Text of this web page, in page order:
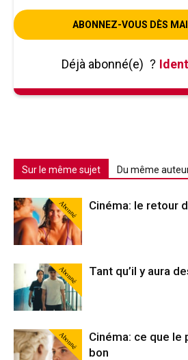
ABONNEZ-VOUS DÈS
Déjà abonné(e) ?
Sur le même sujet Du même
Abonné Cinéma: le retour
Abonné Tant qu’il y aura
Abonné
Cinéma: ce que le
bon